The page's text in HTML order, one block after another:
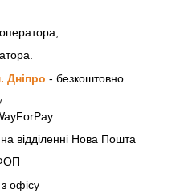
Дніпро - безкоштовно
відділенні Нова Пошта
офісу